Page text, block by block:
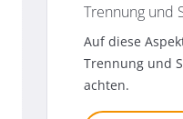
Trennung und
Auf diese
Trennung und
achten.